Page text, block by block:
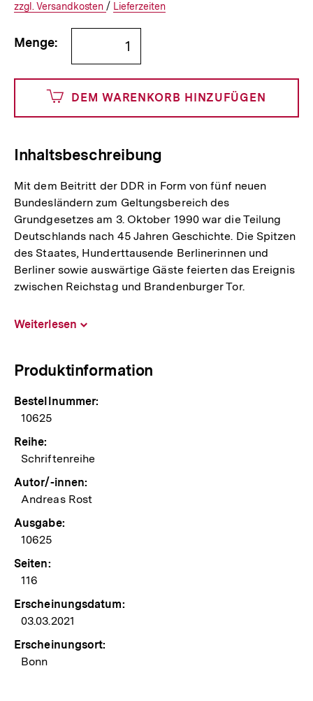
€
und
500
Cents
Versandkosten
Interner
Informationen
den
zzgl. zuzüglichen
Versandkosten / Interner
Informationen
Lieferzeiten
Bestellmenge
angeben
Menge:
DEM WARENKORB HINZUFÜGEN
Inhaltsbeschreibung
Mit dem Beitritt der DDR in Form von fünf neuen
Bundesländern zum Geltungsbereich des
Grundgesetzes am 3. Oktober 1990 war die Teilung
Deutschlands nach 45 Jahren Geschichte. Die Spitzen
des Staates, Hunderttausende Berlinerinnen und
Berliner sowie auswärtige Gäste feierten das Ereignis
zwischen Reichstag und Brandenburger Tor.
Weiterlesen
Produktinformation
Bestellnummer:
10625
Reihe:
Schriftenreihe
Autor/-innen:
Andreas Rost
Ausgabe:
10625
Seiten:
116
Erscheinungsdatum:
03.03.2021
Erscheinungsort:
Bonn